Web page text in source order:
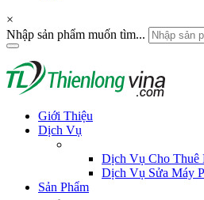
×
Nhập sản phẩm muốn tìm...
Giới Thiệu
Dịch Vụ
Dịch Vụ Cho Thuê
Dịch Vụ Sửa Máy
Sản Phẩm